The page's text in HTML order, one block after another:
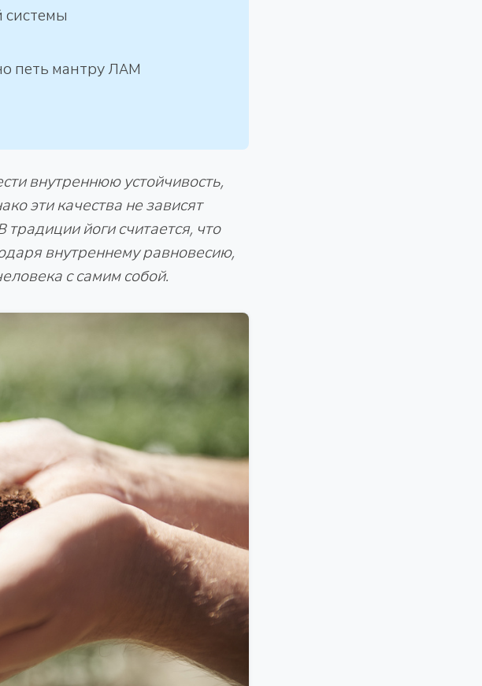
системы
петь мантру ЛАМ
внутреннюю устойчивость,
эти качества не зависят
йоги считается, что
внутреннему равновесию,
с самим собой.